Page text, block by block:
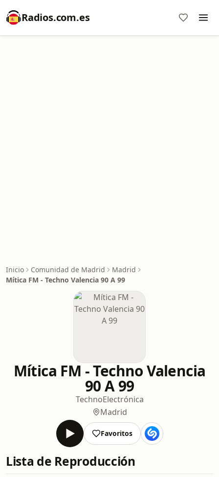
Radios.com.es
Inicio Comunidad de Madrid
Madrid
Mítica FM - Techno Valencia 90 A 99
Mítica FM - Techno Valencia
90 A 99
TechnoElectrónica
Madrid
Favoritos
Lista de Reproducción